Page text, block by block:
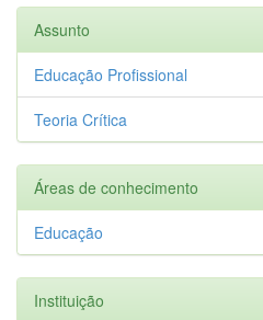
Assunto
Educação Profissional
Teoria Crítica
Áreas de conhecimento
Educação
Instituição